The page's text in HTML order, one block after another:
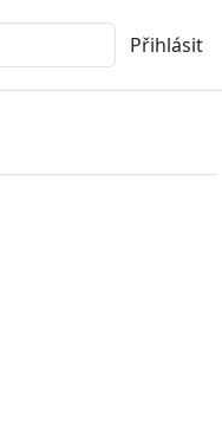
Přihlásit